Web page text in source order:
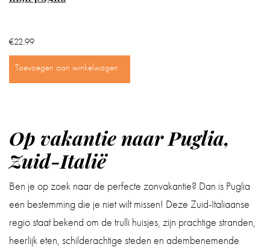
BADKAMER
IN
CADEAUS
BOEKEN
BLOG
€22.99
Toevoegen aan winkelwagen
Op vakantie naar Puglia,
Zuid-Italië
Ben je op zoek naar de perfecte zonvakantie? Dan is Puglia
een bestemming die je niet wilt missen! Deze Zuid-Italiaanse
regio staat bekend om de trulli huisjes, zijn prachtige stranden,
heerlijk eten, schilderachtige steden en adembenemende